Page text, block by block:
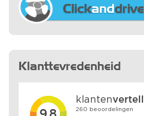
Clickanddrive
Klanttevredenheid